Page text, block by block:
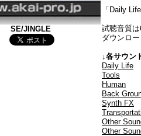
SE/JINGLE
「Daily
試聴音質は
ダウンロ
↓各サウン
Daily Life
Tools
Human
Back
Synth FX
Other
Other